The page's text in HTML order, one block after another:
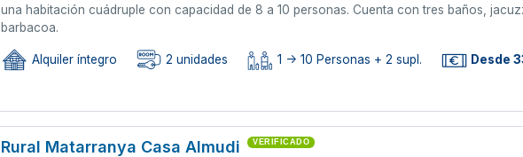
una habitación cuádruple con capacidad de 8 a 10 personas. Cuenta con tres baños,
barbacoa.
Alquiler íntegro 2 unidades 1 -> 10 Personas + 2 supl. Desde
Rural Matarranya Casa Almudi VERIFICADO